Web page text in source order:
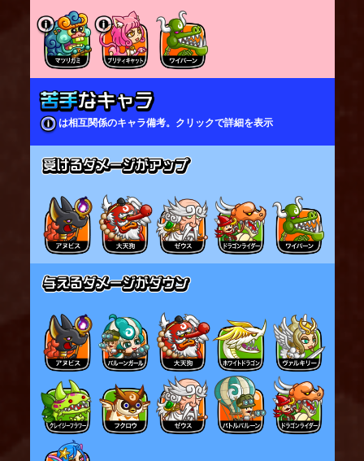
いる場合
即座にゾルトラークを撃つ。
スキル中は受けるダメージが減少する。
フリーレンとターゲットした敵が離れている場合
スキル終了後に動き出せるまでの時間と
スキルを再度使用するまでの時間が伸びる
・ターゲットした敵の周囲にいる敵の数に応じた変
化
ターゲットした敵の周囲にいる敵の数が1体の場合
前方に圧縮したゾルトラークを撃つ
ターゲットした敵の周囲にいる敵の数が2体以上の
場合
ターゲットした敵を中心とした範囲にゾルトラー
継続的にダメージを与える
魔族を殺す魔法ゾルトラーク（ガチスキル）：
ターゲットした敵との距離に応じて異なる効果を付
与する。
・フリーレンとターゲットした敵が一定距離内にい
る場合
ダメージを与えた際に、敵を押し出す効果を追加
する
※敵のコストが高いほど、押し出す確率や距離が
低下する
は相互関係のキャラ備考。クリックで詳細を表示